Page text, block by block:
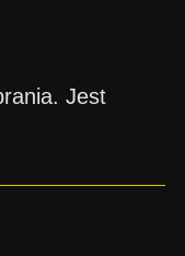
Jest
$
z Siliconem